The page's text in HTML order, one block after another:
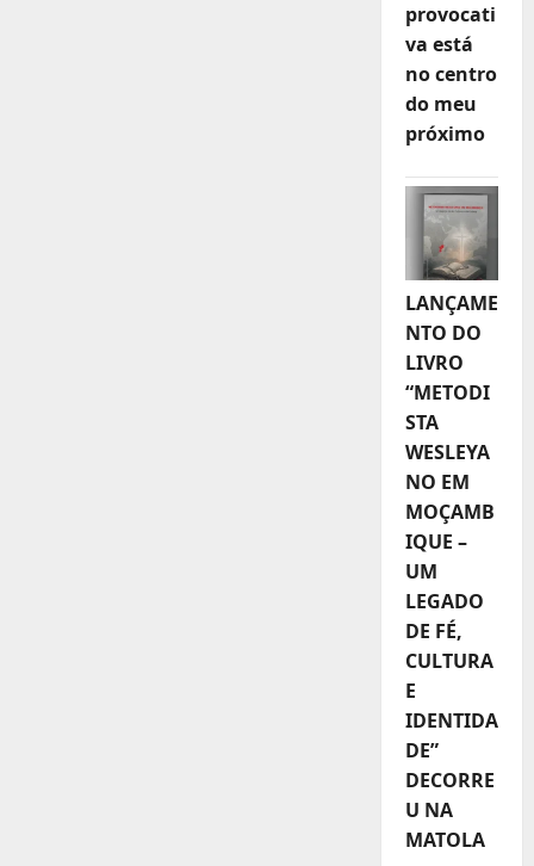
provocati
va está
no centro
do meu
próximo
LANÇAME
NTO DO
LIVRO
“METODI
STA
WESLEYA
NO EM
MOÇAMB
IQUE –
UM
LEGADO
DE FÉ,
CULTURA
E
IDENTIDA
DE”
DECORRE
U NA
MATOLA